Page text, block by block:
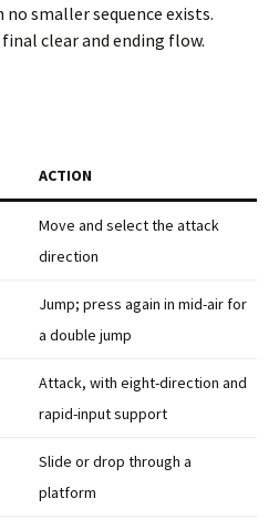
smaller sequence exists.
clear and ending flow.
ACTION
Move and select the attack
direction
Jump; press again in mid-air for
a double jump
Attack, with eight-direction and
rapid-input support
Slide or drop through a
platform